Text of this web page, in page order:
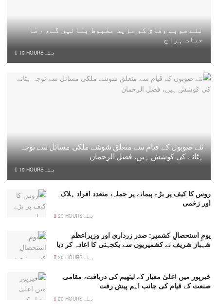
نئے صوبے وفاق کو مزید مضبوط بنائیں گے، رضا
حیات ہراج
19 HOURS پہلے
نئے صوبوں کے قیام سے متعلق شوشے ملکی مسائل سے توجہ
ہٹانے کی کوشش ہیں، فضل الرحمان
19 HOURS پہلے
روس کا کیف پر بڑے پیمانے پر حملہ، متعدد افراد ہلاک
اور زخمی
20 HOURS پہلے
یومِ استحصالِ کشمیر: صدر زرداری اور وزیراعظم
شہباز شریف نے کشمیریوں سے یکجہتی کا اعادہ کر دیا
20 HOURS پہلے
خیرپور میں اعلیٰ معیار کے لیتھیم کی دریافت، مقامی
صنعت کے قیام کی جانب اہم پیش رفت
20 HOURS پہلے